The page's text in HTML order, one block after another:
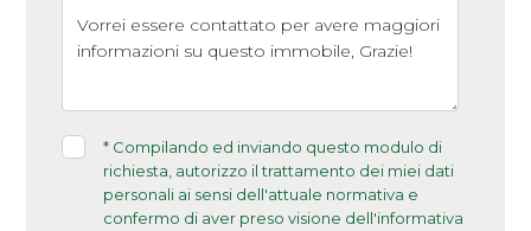
* Compilando ed inviando questo modulo di
richiesta, autorizzo il trattamento dei miei dati
personali ai sensi dell'attuale normativa e
confermo di aver preso visione dell'informativa